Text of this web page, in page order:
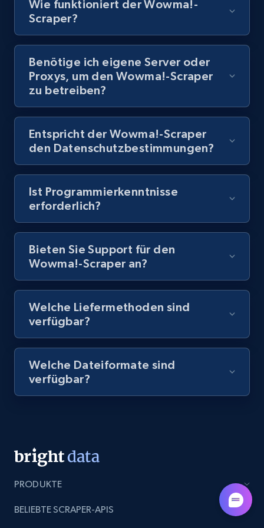
8.1K+
Youtube - Videos posts - Discovery records
by Explore page URL
URL, Title, Youtuber, Youtuber md5, Video url,
Video length, Likes, Views, and more.
by podcast url
URL, Title, Youtuber, Youtuber md5, Video url,
Video length, Likes, Views, and more.
URL, Product name, Product rating, Product
rating object, Product rating max, Rating,
Author name, Asin, and more.
TikTok - Posts
URL, Post id, Description, Create time, Digg
Wie funktioniert der Wowma!-
Scraper?
Benötige ich eigene Server oder
Proxys, um den Wowma!-Scraper
zu betreiben?
Entspricht der Wowma!-Scraper
den Datenschutzbestimmungen?
Ist Programmierkenntnisse
erforderlich?
Bieten Sie Support für den
Wowma!-Scraper an?
Welche Liefermethoden sind
verfügbar?
Welche Dateiformate sind
verfügbar?
PRODUKTE
BELIEBTE SCRAPER-APIS